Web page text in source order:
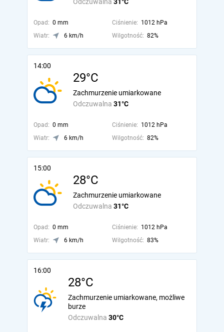
Opad: 0 mm Ciśnienie: 1012 hPa
Wiatr:
6 km/h Wilgotność: 82%
14:00
29°C
Odczuwalna 31°C
Zachmurzenie umiarkowane
Opad: 0 mm Ciśnienie: 1012 hPa
Wiatr:
6 km/h Wilgotność: 82%
15:00
28°C
Odczuwalna 31°C
Zachmurzenie umiarkowane
Opad: 0 mm Ciśnienie: 1012 hPa
Wiatr:
6 km/h Wilgotność: 83%
16:00
28°C
Odczuwalna 30°C
Zachmurzenie umiarkowane, możliwe
burze